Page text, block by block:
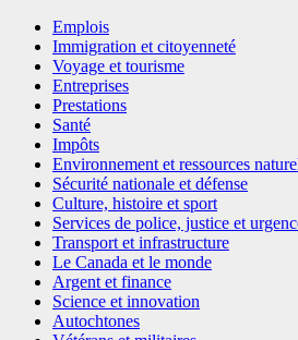
Emplois
Immigration et citoyenneté
Voyage et tourisme
Entreprises
Prestations
Santé
Impôts
Environnement et ressources
Sécurité nationale et défense
Culture, histoire et sport
Services de police, justice et
Transport et infrastructure
Le Canada et le monde
Argent et finance
Science et innovation
Autochtones